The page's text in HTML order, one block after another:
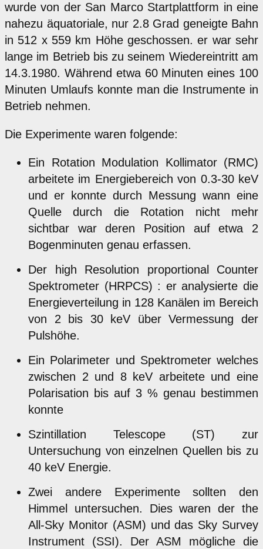
wurde von der San Marco Startplattform in eine
nahezu äquatoriale, nur 2.8 Grad geneigte Bahn
in 512 x 559 km Höhe geschossen. er war sehr
lange im Betrieb bis zu seinem Wiedereintritt am
14.3.1980. Während etwa 60 Minuten eines 100
Minuten Umlaufs konnte man die Instrumente in
Betrieb nehmen.
Die Experimente waren folgende:
Ein Rotation Modulation Kollimator (RMC)
arbeitete im Energiebereich von 0.3-30 keV
und er konnte durch Messung wann eine
Quelle durch die Rotation nicht mehr
sichtbar war deren Position auf etwa 2
Bogenminuten genau erfassen.
Der high Resolution proportional Counter
Spektrometer (HRPCS) : er analysierte die
Energieverteilung in 128 Kanälen im Bereich
von 2 bis 30 keV über Vermessung der
Pulshöhe.
Ein Polarimeter und Spektrometer welches
zwischen 2 und 8 keV arbeitete und eine
Polarisation bis auf 3 % genau bestimmen
konnte
Szintillation Telescope (ST) zur
Untersuchung von einzelnen Quellen bis zu
40 keV Energie.
Zwei andere Experimente sollten den
Himmel untersuchen. Dies waren der the
All-Sky Monitor (ASM) und das Sky Survey
Instrument (SSI). Der ASM mögliche die